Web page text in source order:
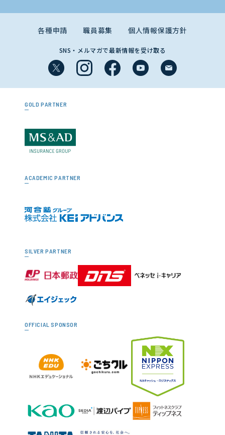
各種申請 職員募集 個人情報保護方針
SNS・メルマガで最新情報を受け取る
GOLD PARTNER
ACADEMIC PARTNER
SILVER PARTNER
OFFICIAL SPONSOR